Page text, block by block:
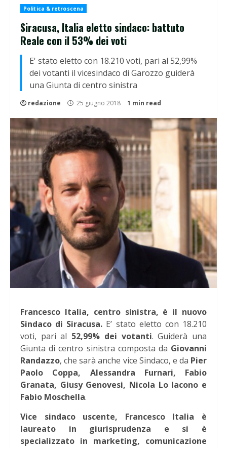
Politica & retroscena
Siracusa, Italia eletto sindaco: battuto
Reale con il 53% dei voti
E' stato eletto con 18.210 voti, pari al 52,99%
dei votanti il vicesindaco di Garozzo guiderà
una Giunta di centro sinistra
redazione 25 giugno 2018 1 min read
Francesco Italia, centro sinistra, è il nuovo
Sindaco di Siracusa. E’ stato eletto con 18.210
voti, pari al 52,99% dei votanti.Guiderà una
Giunta di centro sinistra composta da Giovanni
Randazzo, che sarà anche vice Sindaco, e da Pier
Paolo Coppa, Alessandra Furnari, Fabio
Granata, Giusy Genovesi, Nicola Lo Iacono e
Fabio Moschella.
Vice sindaco uscente, Francesco Italia è
laureato in giurisprudenza e si è
specializzato in marketing, comunicazione